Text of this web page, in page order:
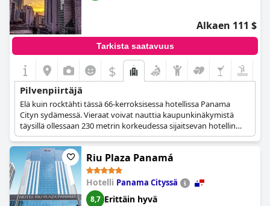
Alkaen 111 $
Tarkista saatavuus
$
Pilvenpiirtäjä
Elä kuin rocktähti tässä 66-kerroksisessa hotellissa Panama
Cityn sydämessä. Vieraat voivat nauttia kaupunkinäkymistä
täysillä ollessaan 230 metrin korkeudessa sijaitsevan hotellin
katolla. (755 ft.) hotellin katolla, jossa he voivat rentoutua
kelluvassa allasbaarissa.
Riu Plaza Panamá
Hotelli Panama Cityssä
8,7 Erittäin hyvä